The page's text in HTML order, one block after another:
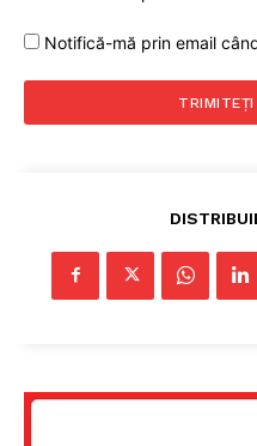
Notifică-mă prin email